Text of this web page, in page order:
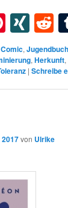
Comic,Jugendbuch
,Herkunft,
|Schreibe
von Ulrike